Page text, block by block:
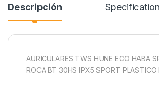
Descripción Specification
AURICULARES TWS HUNE ECO HABA
ROCA BT 30HS IPX5 SPORT PLASTICO